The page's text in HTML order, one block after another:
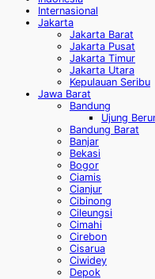
Internasional
Jakarta
Jakarta Barat
Jakarta Pusat
Jakarta Timur
Jakarta Utara
Kepulauan Seribu
Jawa Barat
Bandung
Ujung
Bandung Barat
Banjar
Bekasi
Bogor
Ciamis
Cianjur
Cibinong
Cileungsi
Cimahi
Cirebon
Cisarua
Ciwidey
Depok